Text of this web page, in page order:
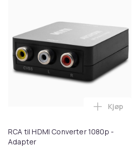
RCA til HDMI Converter 1080p -
Adapter
Legg
Kjøp